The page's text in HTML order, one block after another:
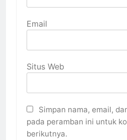
Email
Situs Web
Simpan nama, email,
pada peramban ini untuk
berikutnya.